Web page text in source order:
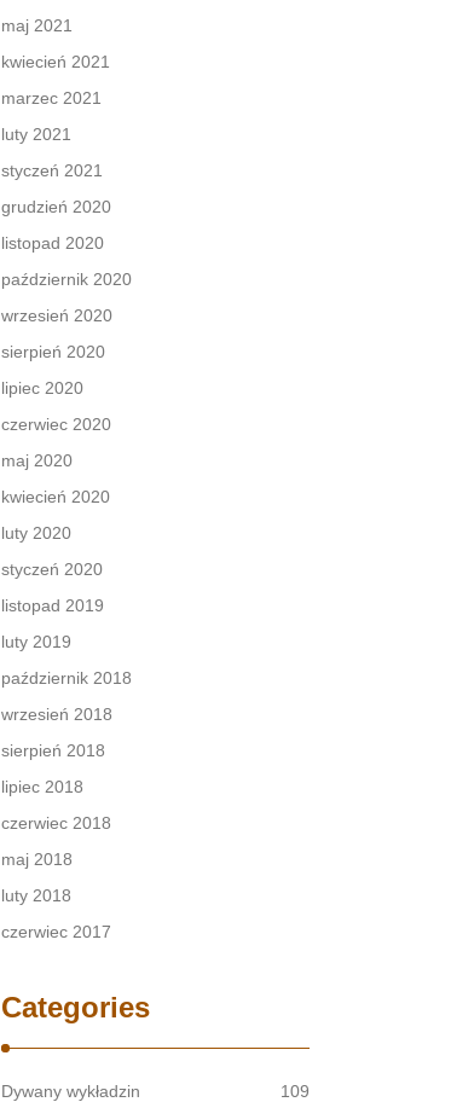
maj 2021
kwiecień 2021
marzec 2021
luty 2021
styczeń 2021
grudzień 2020
listopad 2020
październik 2020
wrzesień 2020
sierpień 2020
lipiec 2020
czerwiec 2020
maj 2020
kwiecień 2020
luty 2020
styczeń 2020
listopad 2019
luty 2019
październik 2018
wrzesień 2018
sierpień 2018
lipiec 2018
czerwiec 2018
maj 2018
luty 2018
czerwiec 2017
Categories
Dywany wykładzin
109